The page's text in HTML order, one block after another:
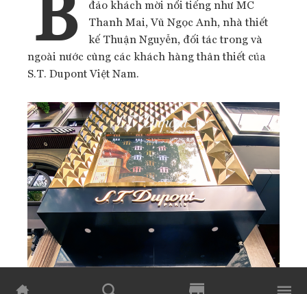
đảo khách mời nổi tiếng như MC
Thanh Mai, Vũ Ngọc Anh, nhà thiết
kế Thuận Nguyễn, đối tác trong và
ngoài nước cùng các khách hàng thân thiết của
S.T. Dupont Việt Nam.